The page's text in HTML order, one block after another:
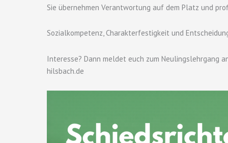
Sie übernehmen Verantwortung auf dem Platz und
Sozialkompetenz, Charakterfestigkeit und
Interesse? Dann meldet euch zum Neulingslehrgang
hilsbach.de